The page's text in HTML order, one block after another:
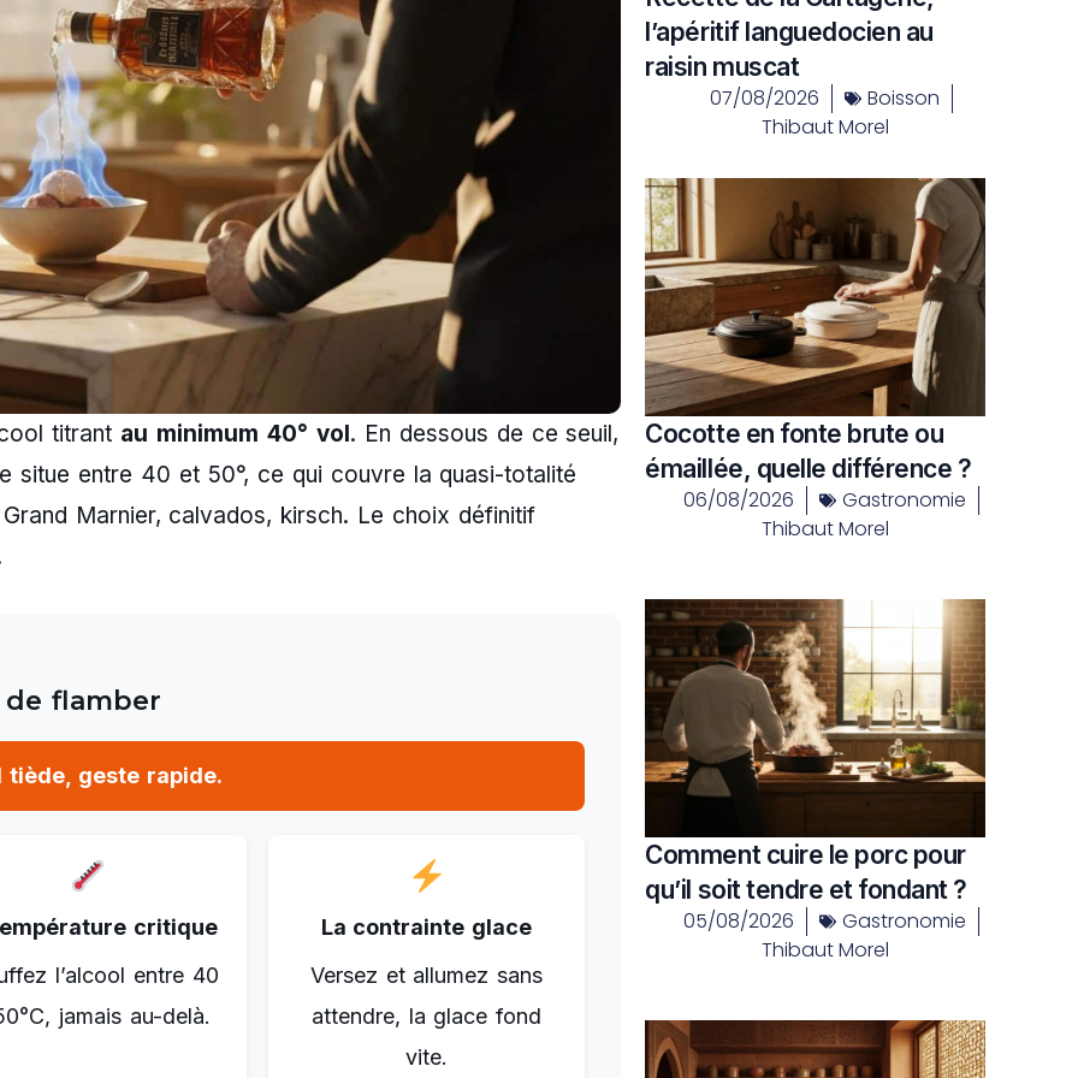
titrant au minimum 40° vol. En dessous de ce seuil,
situe entre 40 et 50°, ce qui couvre la quasi-totalité
Marnier, calvados, kirsch. Le choix définitif
flamber
tiède, geste rapide.
critique
l’alcool entre 40
jamais au-delà.
La contrainte glace
Versez et allumez sans
attendre, la glace fond
vite.
l’apéritif languedocien au
raisin muscat
07/08/2026
Boisson
Thibaut Morel
Cocotte en fonte brute ou
émaillée, quelle différence ?
06/08/2026
Gastronomie
Thibaut Morel
Comment cuire le porc pour
qu’il soit tendre et fondant ?
05/08/2026
Gastronomie
Thibaut Morel